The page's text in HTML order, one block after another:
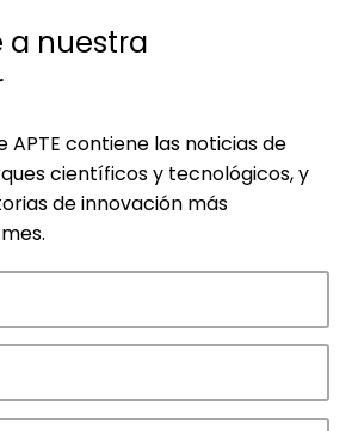
a nuestra
APTE contiene las noticias de
científicos y tecnológicos, y
de innovación más